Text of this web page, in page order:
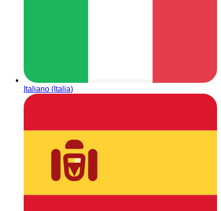
Italiano (Italia)